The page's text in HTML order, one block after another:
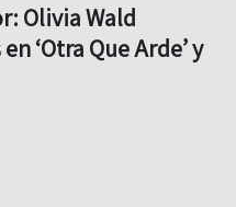
Olivia Wald
‘Otra Que Arde’ y